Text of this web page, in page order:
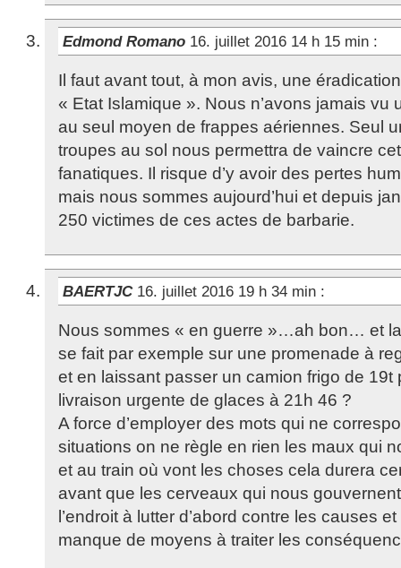
Edmond Romano 16. juillet 2016 14 h 15 min :
Il faut avant tout, à mon avis, une
« Etat Islamique ». Nous n’avons jamais vu
au seul moyen de frappes aériennes. Seul
troupes au sol nous permettra de vaincre
fanatiques. Il risque d’y avoir des pertes
mais nous sommes aujourd’hui et depuis
250 victimes de ces actes de barbarie.
BAERTJC 16. juillet 2016 19 h 34 min :
Nous sommes « en guerre »…ah bon… et
se fait par exemple sur une promenade à
et en laissant passer un camion frigo de 19t
livraison urgente de glaces à 21h 46 ?
A force d’employer des mots qui ne
situations on ne règle en rien les maux qui
et au train où vont les choses cela durera
avant que les cerveaux qui nous
l’endroit à lutter d’abord contre les causes
manque de moyens à traiter les